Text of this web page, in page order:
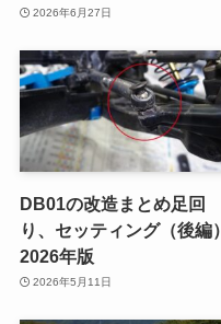
2026年6月27日
DB01の改造まとめ足回
り、セッティング（後編）
2026年版
2026年5月11日